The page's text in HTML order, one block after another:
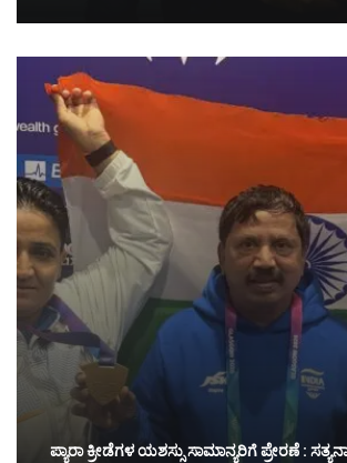
ಪ್ಯಾರಾ ಕ್ರೀಡೆಗಳ ಯಶಸ್ಸು ಸಾಮಾನ್ಯರಿಗೆ ಪ್ರೇರಣೆ :